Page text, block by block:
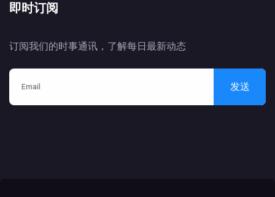
即时订阅
订阅我们的时事通讯，了解每日最新动态
发送